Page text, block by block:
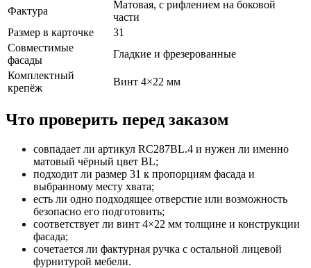
Фактура
Матовая, с рифлением на боковой
части
Размер в карточке
31
Совместимые
фасады
Гладкие и фрезерованные
Комплектный
крепёж
Винт 4×22 мм
Что проверить перед заказом
совпадает ли артикул RC287BL.4 и нужен ли именно
матовый чёрный цвет BL;
подходит ли размер 31 к пропорциям фасада и
выбранному месту хвата;
есть ли одно подходящее отверстие или возможность
безопасно его подготовить;
соответствует ли винт 4×22 мм толщине и конструкции
фасада;
сочетается ли фактурная ручка с остальной лицевой
фурнитурой мебели.